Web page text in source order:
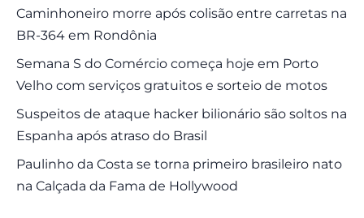
Caminhoneiro morre após colisão entre carretas na
BR-364 em Rondônia
Semana S do Comércio começa hoje em Porto
Velho com serviços gratuitos e sorteio de motos
Suspeitos de ataque hacker bilionário são soltos na
Espanha após atraso do Brasil
Paulinho da Costa se torna primeiro brasileiro nato
na Calçada da Fama de Hollywood